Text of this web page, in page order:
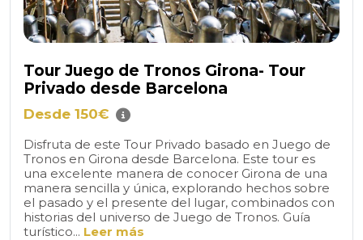
Tour Juego de Tronos Girona- Tour
Privado desde Barcelona
Desde 150€
Disfruta de este Tour Privado basado en Juego de
Tronos en Girona desde Barcelona. Este tour es
una excelente manera de conocer Girona de una
manera sencilla y única, explorando hechos sobre
el pasado y el presente del lugar, combinados con
historias del universo de Juego de Tronos. Guía
turístico... Leer más